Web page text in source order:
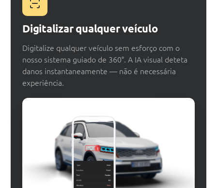
Digitalizar qualquer veículo
Digitalize qualquer veículo sem esforço com o
nosso sistema guiado de 360°. A IA visual deteta
danos instantaneamente — não é necessária
experiência.